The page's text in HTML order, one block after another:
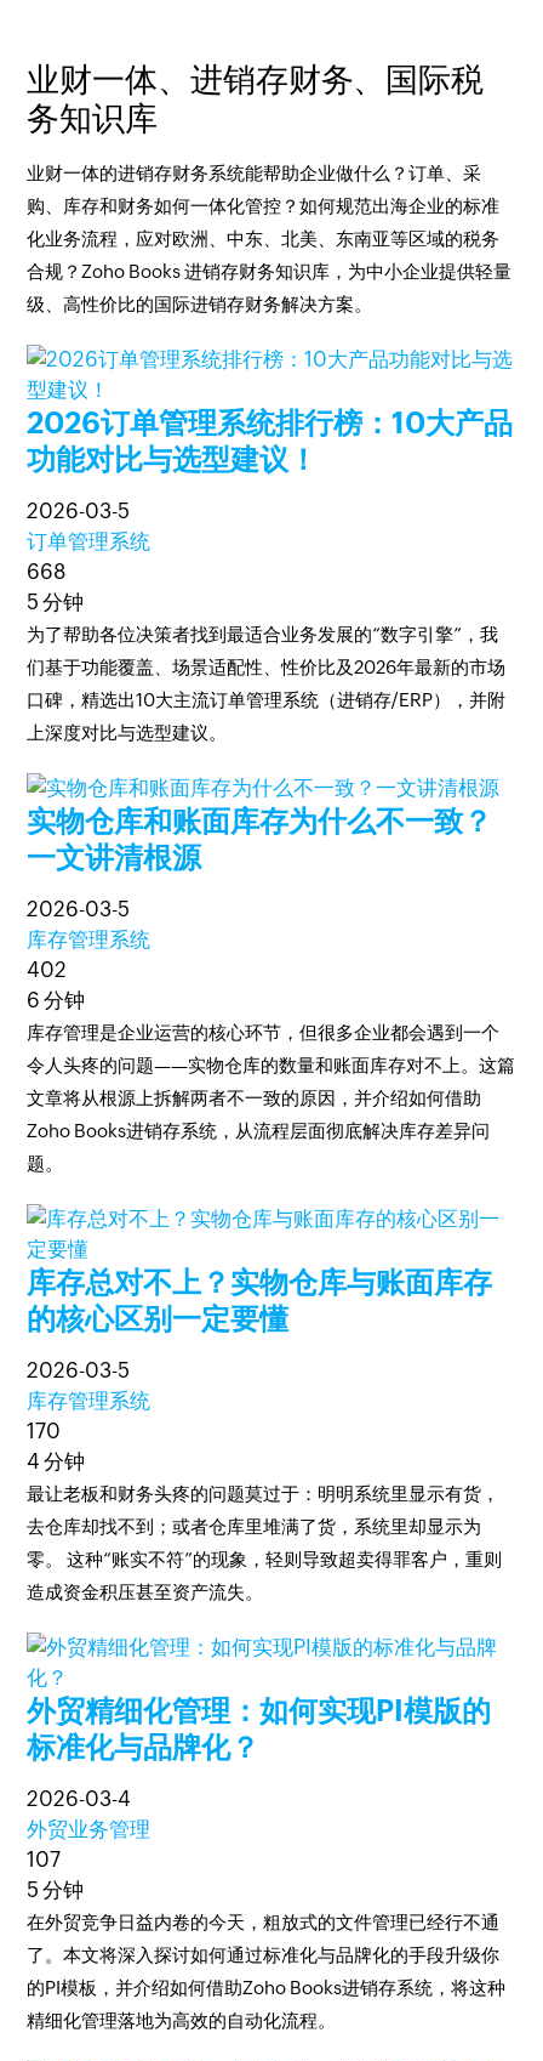
业财一体、进销存财务、国际税
务知识库
业财一体的进销存财务系统能帮助企业做什么？订单、采
购、库存和财务如何一体化管控？如何规范出海企业的标准
化业务流程，应对欧洲、中东、北美、东南亚等区域的税务
合规？Zoho Books 进销存财务知识库，为中小企业提供轻量
级、高性价比的国际进销存财务解决方案。
2026订单管理系统排行榜：10大产品
功能对比与选型建议！
2026-03-5
订单管理系统
668
5 分钟
为了帮助各位决策者找到最适合业务发展的“数字引擎”，我
们基于功能覆盖、场景适配性、性价比及2026年最新的市场
口碑，精选出10大主流订单管理系统（进销存/ERP），并附
上深度对比与选型建议。
实物仓库和账面库存为什么不一致？
一文讲清根源
2026-03-5
库存管理系统
402
6 分钟
库存管理是企业运营的核心环节，但很多企业都会遇到一个
令人头疼的问题——实物仓库的数量和账面库存对不上。这篇
文章将从根源上拆解两者不一致的原因，并介绍如何借助
Zoho Books进销存系统，从流程层面彻底解决库存差异问
题。
库存总对不上？实物仓库与账面库存
的核心区别一定要懂
2026-03-5
库存管理系统
170
4 分钟
最让老板和财务头疼的问题莫过于：明明系统里显示有货，
去仓库却找不到；或者仓库里堆满了货，系统里却显示为
零。 这种“账实不符”的现象，轻则导致超卖得罪客户，重则
造成资金积压甚至资产流失。
外贸精细化管理：如何实现PI模版的
标准化与品牌化？
2026-03-4
外贸业务管理
107
5 分钟
在外贸竞争日益内卷的今天，粗放式的文件管理已经行不通
了。本文将深入探讨如何通过标准化与品牌化的手段升级你
的PI模板，并介绍如何借助Zoho Books进销存系统，将这种
精细化管理落地为高效的自动化流程。